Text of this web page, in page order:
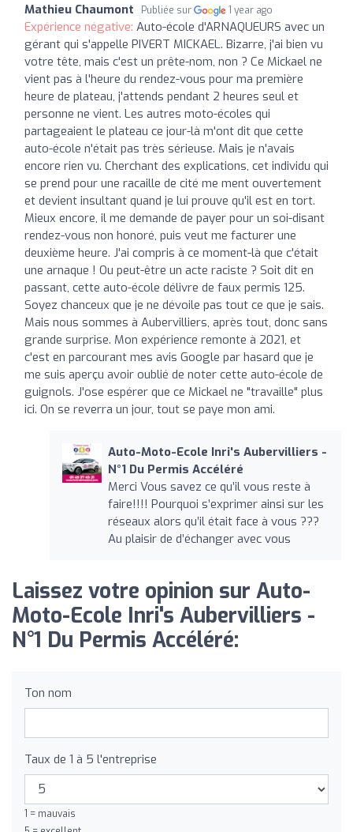
Mathieu Chaumont Publiée sur 1 year ago
Expérience négative: Auto-école d'ARNAQUEURS avec un
gérant qui s'appelle PIVERT MICKAEL. Bizarre, j'ai bien vu
votre tête, mais c'est un prête-nom, non ? Ce Mickael ne
vient pas à l'heure du rendez-vous pour ma première
heure de plateau, j'attends pendant 2 heures seul et
personne ne vient. Les autres moto-écoles qui
partageaient le plateau ce jour-là m'ont dit que cette
auto-école n'était pas très sérieuse. Mais je n'avais
encore rien vu. Cherchant des explications, cet individu qui
se prend pour une racaille de cité me ment ouvertement
et devient insultant quand je lui prouve qu'il est en tort.
Mieux encore, il me demande de payer pour un soi-disant
rendez-vous non honoré, puis veut me facturer une
deuxième heure. J'ai compris à ce moment-là que c'était
une arnaque ! Ou peut-être un acte raciste ? Soit dit en
passant, cette auto-école délivre de faux permis 125.
Soyez chanceux que je ne dévoile pas tout ce que je sais.
Mais nous sommes à Aubervilliers, après tout, donc sans
grande surprise. Mon expérience remonte à 2021, et
c'est en parcourant mes avis Google par hasard que je
me suis aperçu avoir oublié de noter cette auto-école de
guignols. J'ose espérer que ce Mickael ne "travaille" plus
ici. On se reverra un jour, tout se paye mon ami.
Auto-Moto-Ecole Inri's Aubervilliers -
N°1 Du Permis Accéléré
Merci Vous savez ce qu’il vous reste à
faire!!!! Pourquoi s’exprimer ainsi sur les
réseaux alors qu’il était face à vous ???
Au plaisir de d’échanger avec vous
Laissez votre opinion sur Auto-
Moto-Ecole Inri's Aubervilliers -
N°1 Du Permis Accéléré:
Ton nom
Taux de 1 à 5 l'entreprise
1 = mauvais